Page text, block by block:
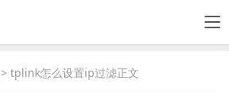
> tplink怎么设置ip过滤正文